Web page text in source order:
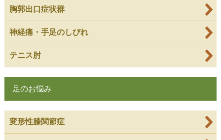
胸郭出口症状群
神経痛・手足のしびれ
テニス肘
足のお悩み
変形性膝関節症